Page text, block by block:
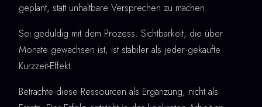
geplant, statt unhaltbare Versprechen zu machen.
Sei geduldig mit dem Prozess. Sichtbarkeit, die über
Monate gewachsen ist, ist stabiler als jeder gekaufte
Kurzzeit-Effekt.
Betrachte diese Ressourcen als Ergänzung, nicht als